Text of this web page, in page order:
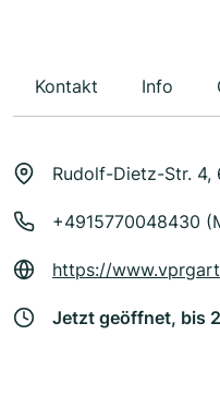
Kontakt Info
Rudolf-Dietz-Str. 4,
+4915770048430
https://
Jetzt geöffnet, bis